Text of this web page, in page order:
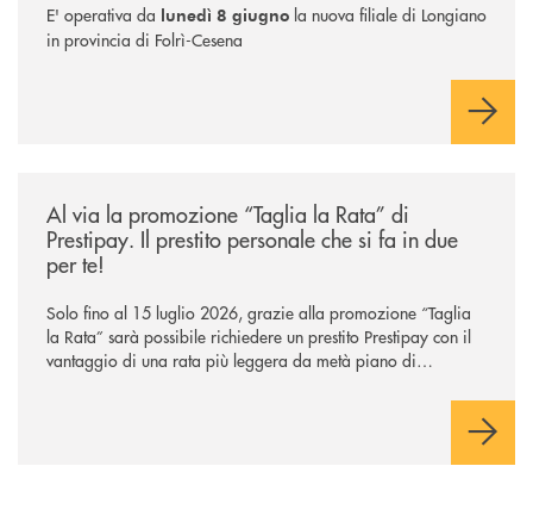
E' operativa da lunedì 8 giugno la nuova filiale di Longiano
in provincia di Folrì-Cesena
Al via la promozione “Taglia la Rata” di
Prestipay. Il prestito personale che si fa in due
per te!
Solo fino al 15 luglio 2026, grazie alla promozione “Taglia
la Rata” sarà possibile richiedere un prestito Prestipay con il
vantaggio di una rata più leggera da metà piano di